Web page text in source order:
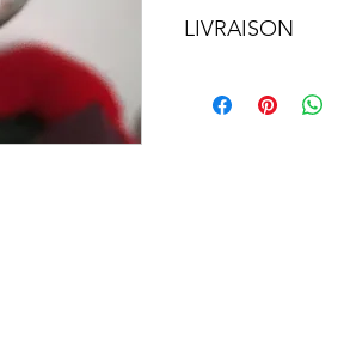
LIVRAISON